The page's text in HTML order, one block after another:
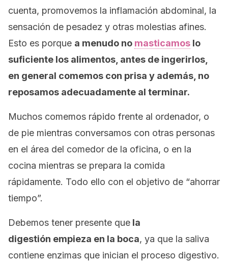
cuenta, promovemos la inflamación abdominal, la
sensación de pesadez y otras molestias afines.
Esto es porque a menudo no masticamos lo
suficiente los alimentos, antes de ingerirlos,
en general comemos con prisa y además, no
reposamos adecuadamente al terminar.
Muchos comemos rápido frente al ordenador, o
de pie mientras conversamos con otras personas
en el área del comedor de la oficina, o en la
cocina mientras se prepara la comida
rápidamente. Todo ello con el objetivo de “ahorrar
tiempo”.
Debemos tener presente que la
digestión empieza en la boca, ya que la saliva
contiene enzimas que inician el proceso digestivo.